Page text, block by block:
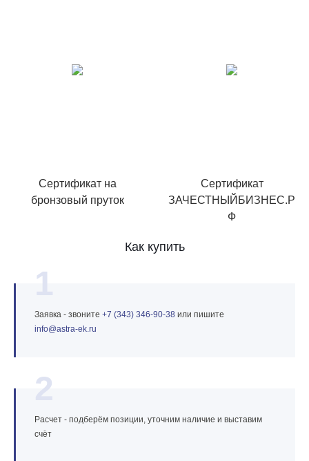
Сертификат на
бронзовый пруток
Сертификат
ЗАЧЕСТНЫЙБИЗНЕС.Р
Ф
Как купить
1
Заявка - звоните +7 (343) 346‑90‑38 или пишите
info@astra‑ek.ru
2
Расчет - подберём позиции, уточним наличие и выставим
счёт